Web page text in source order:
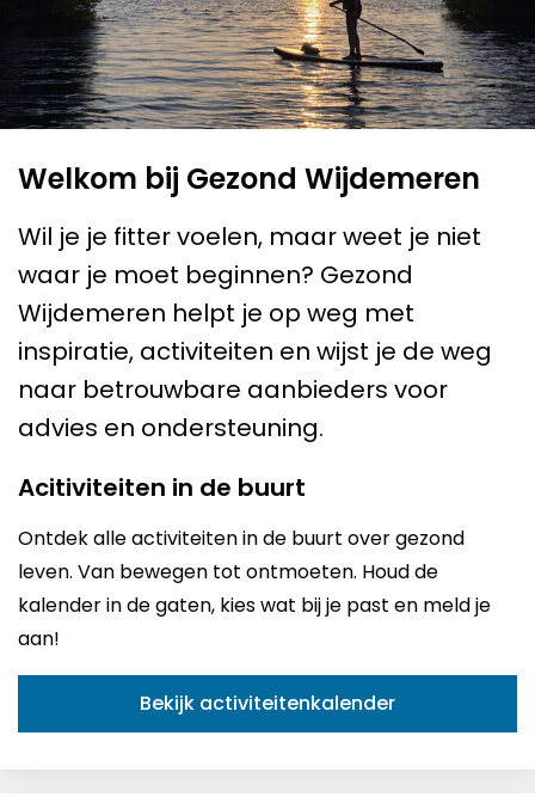
Welkom bij Gezond Wijdemeren
Wil je je fitter voelen, maar weet je niet
waar je moet beginnen? Gezond
Wijdemeren helpt je op weg met
inspiratie, activiteiten en wijst je de weg
naar betrouwbare aanbieders voor
advies en ondersteuning.
Acitiviteiten in de buurt
Ontdek alle activiteiten in de buurt over gezond
leven. Van bewegen tot ontmoeten. Houd de
kalender in de gaten, kies wat bij je past en meld je
aan!
Bekijk activiteitenkalender